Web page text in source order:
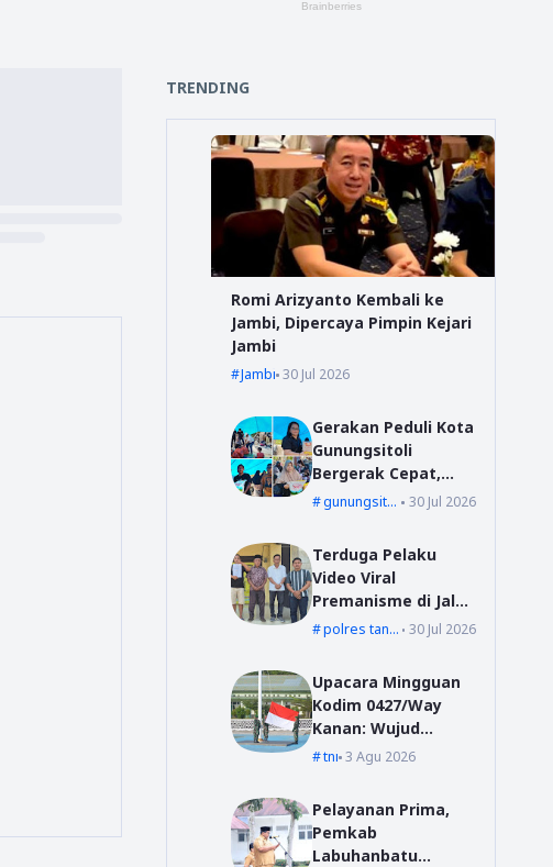
TRENDING
Romi Arizyanto Kembali ke
Jambi, Dipercaya Pimpin Kejari
Jambi
Jambi 30 Jul 2026
Gerakan Peduli Kota
Gunungsitoli
Bergerak Cepat,
Bang YD Salurkan
di Desa Mudk
gunungsitoli 30 Jul 2026
Terduga Pelaku
Video Viral
Premanisme di Jalur
Suoh Datangi Polsek
Wajib Lapor
polres tanggamus30 Jul 2026
Upacara Mingguan
Kodim 0427/Way
Kanan: Wujud
Komitmen Jaga
Prajurit
tni 3 Agu 2026
Pelayanan Prima,
Pemkab
Labuhanbatu